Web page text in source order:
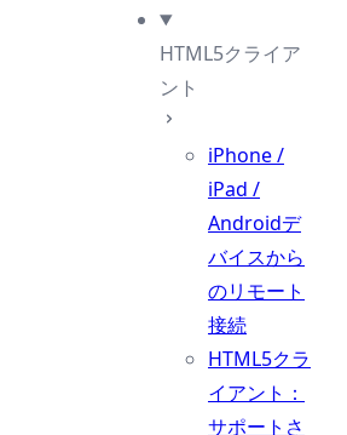
HTML5クライア
ント
iPhone /
iPad /
Androidデ
バイスから
のリモート
接続
HTML5クラ
イアント：
サポートさ